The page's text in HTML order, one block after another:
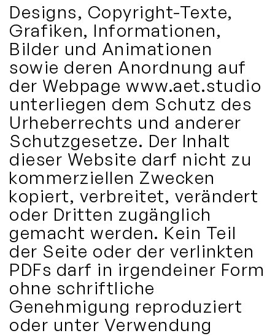
Designs, Copyright-Texte,
Grafiken, Informationen,
Bilder und Animationen
sowie deren Anordnung auf
der Webpage www.aet.studio
unterliegen dem Schutz des
Urheberrechts und anderer
Schutzgesetze. Der Inhalt
dieser Website darf nicht zu
kommerziellen Zwecken
kopiert, verbreitet, verändert
oder Dritten zugänglich
gemacht werden. Kein Teil
der Seite oder der verlinkten
PDFs darf in irgendeiner Form
ohne schriftliche
Genehmigung reproduziert
oder unter Verwendung